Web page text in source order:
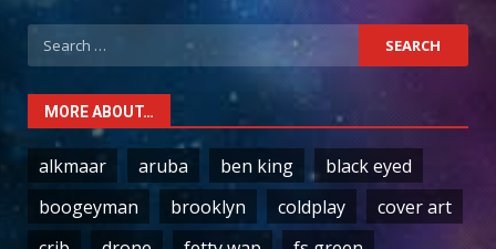
Search
for:
MORE ABOUT…
alkmaar aruba ben king
black eyed
boogeyman
brooklyn coldplay
cover art